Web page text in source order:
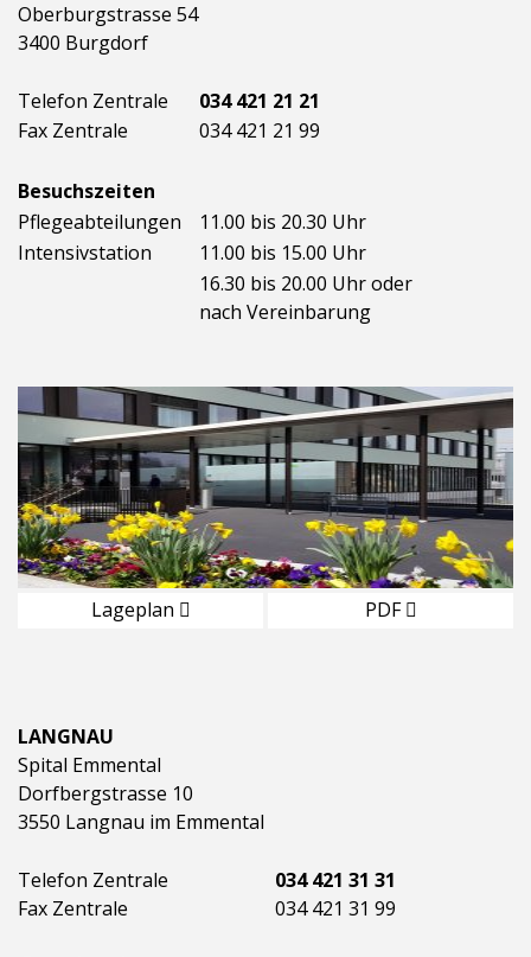
Oberburgstrasse 54
3400 Burgdorf
Telefon Zentrale
034 421 21 21
Fax Zentrale
034 421 21 99
Besuchszeiten
Pflegeabteilungen
11.00 bis 20.30 Uhr
Intensivstation
11.00 bis 15.00 Uhr
16.30 bis 20.00 Uhr oder
nach Vereinbarung
Lageplan PDF
LANGNAU
Spital Emmental
Dorfbergstrasse 10
3550 Langnau im Emmental
Telefon Zentrale
034 421 31 31
Fax Zentrale
034 421 31 99